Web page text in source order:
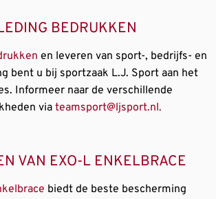
BEDRUKKEN
en leveren van sport-, bedrijfs- en
bent u bij sportzaak L.J. Sport aan het
Informeer naar de verschillende
via teamsport@ljsport.nl.
VAN EXO-L ENKELBRACE
biedt de beste bescherming